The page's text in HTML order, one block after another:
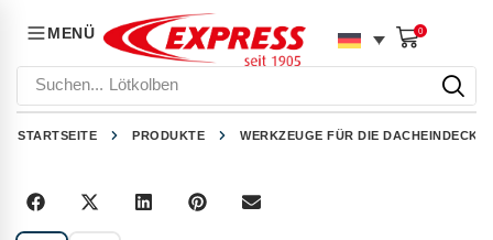
MENÜ 0
Suchen... Lötkolben
STARTSEITE PRODUKTE WERKZEUGE FÜR DIE